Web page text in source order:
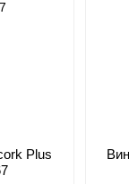
Plus